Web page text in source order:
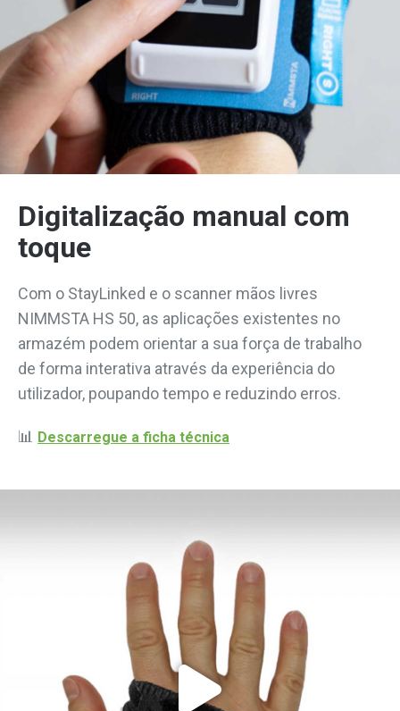
Digitalização manual com
toque
Com o StayLinked e o scanner mãos livres
NIMMSTA HS 50, as aplicações existentes no
armazém podem orientar a sua força de trabalho
de forma interativa através da experiência do
utilizador, poupando tempo e reduzindo erros.
📊 Descarregue a ficha técnica